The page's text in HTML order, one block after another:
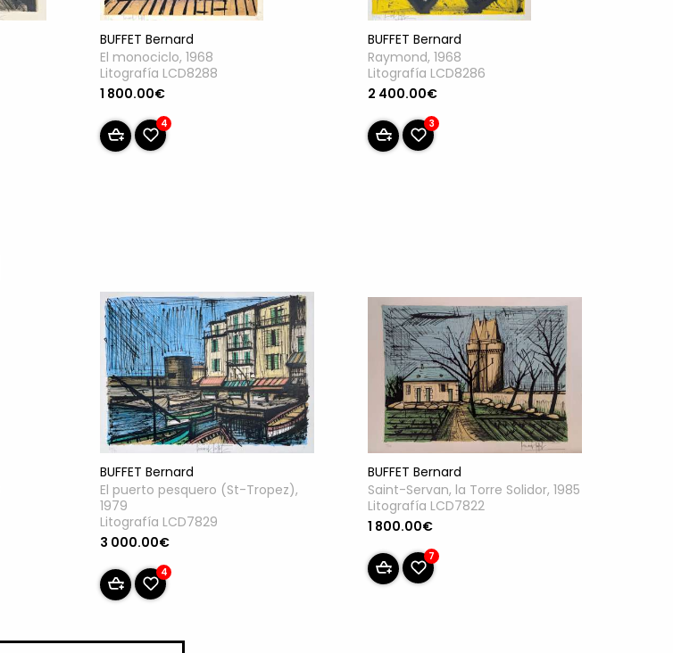
BUFFET Bernard
El monociclo, 1968
Litografía LCD8288
1 800.00€
4
BUFFET Bernard
Raymond, 1968
Litografía LCD8286
2 400.00€
3
BUFFET Bernard
El puerto pesquero (St-Tropez),
1979
Litografía LCD7829
3 000.00€
4
BUFFET Bernard
Saint-Servan, la Torre Solidor, 1985
Litografía LCD7822
1 800.00€
7